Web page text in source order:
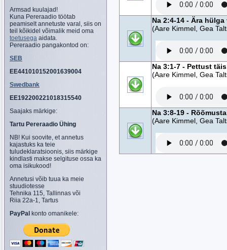
Armsad kuulajad!
Kuna Pereraadio töötab
peamiselt annetuste varal, siis on
teil kõikidel võimalik meid oma
toetusega aidata.
Pereraadio pangakontod on:
SEB
EE441010152001639004
Swedbank
EE192200221018315540
Saajaks märkige:
Tartu Pereraadio Ühing
NB! Kui soovite, et annetus
kajastuks ka teie
tuludeklaratsioonis, siis märkige
kindlasti makse selgituse ossa ka
oma isikukood!
Annetusi võib tuua ka meie
stuudiotesse
Tehnika 115, Tallinnas või
Riia 22a-1, Tartus
PayPal konto omanikele:
Na 2:4-14 - Ära
(Aare Kimmel, Gea
Na 3:1-7 - Pettust täis
(Aare Kimmel, Gea
Na 3:8-19 -
(Aare Kimmel, Gea